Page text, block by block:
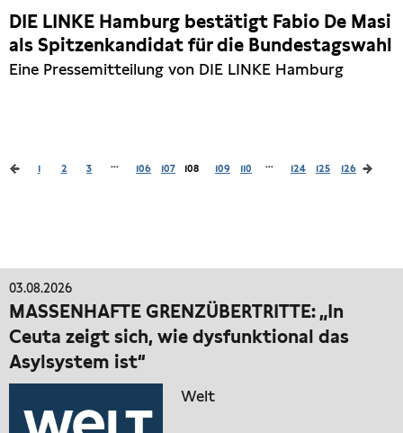
DIE LINKE Hamburg bestätigt Fabio De Masi
als Spitzenkandidat für die Bundestagswahl
Eine Pressemitteilung von DIE LINKE Hamburg
1 2 3 ... 106 107 108 109 110 ... 124 125 126
03.08.2026
MASSENHAFTE GRENZÜBERTRITTE: „In
Ceuta zeigt sich, wie dysfunktional das
Asylsystem ist“
Welt